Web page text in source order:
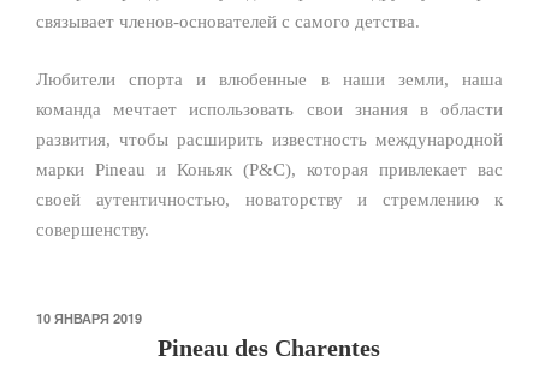
связывает членов-основателей с самого детства.
Любители спорта и влюбенные в наши земли, наша
команда мечтает использовать свои знания в области
развития, чтобы расширить известность международной
марки Pineau и Коньяк (P&C), которая привлекает вас
своей аутентичностью, новаторству и стремлению к
совершенству.
ОПУБЛИКОВАНО
10 ЯНВАРЯ 2019
Pineau des Charentes